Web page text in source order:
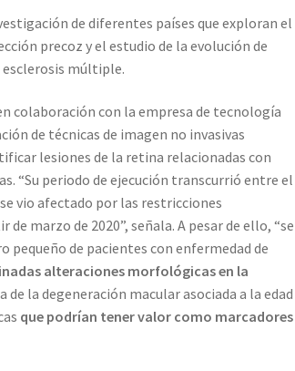
de diferentes países que exploran el
precoz y el estudio de la evolución de
múltiple.
colaboración con la empresa de tecnología
de técnicas de imagen no invasivas
lesiones de la retina relacionadas con
“Su periodo de ejecución transcurrió entre el
se vio afectado por las restricciones
marzo de 2020”, señala. A pesar de ello, “se
de pacientes con enfermedad de
alteraciones morfológicas en la
la degeneración macular asociada a la edad
que podrían tener valor como marcadores